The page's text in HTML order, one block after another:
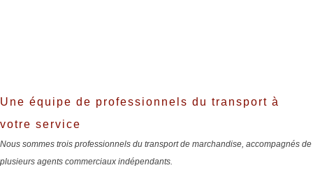
Une équipe de professionnels du transport à
votre service
Nous sommes trois professionnels du transport de marchandise, accompagnés de
plusieurs agents commerciaux indépendants.